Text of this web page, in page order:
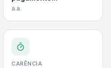
a.a.
CARÊNCIA